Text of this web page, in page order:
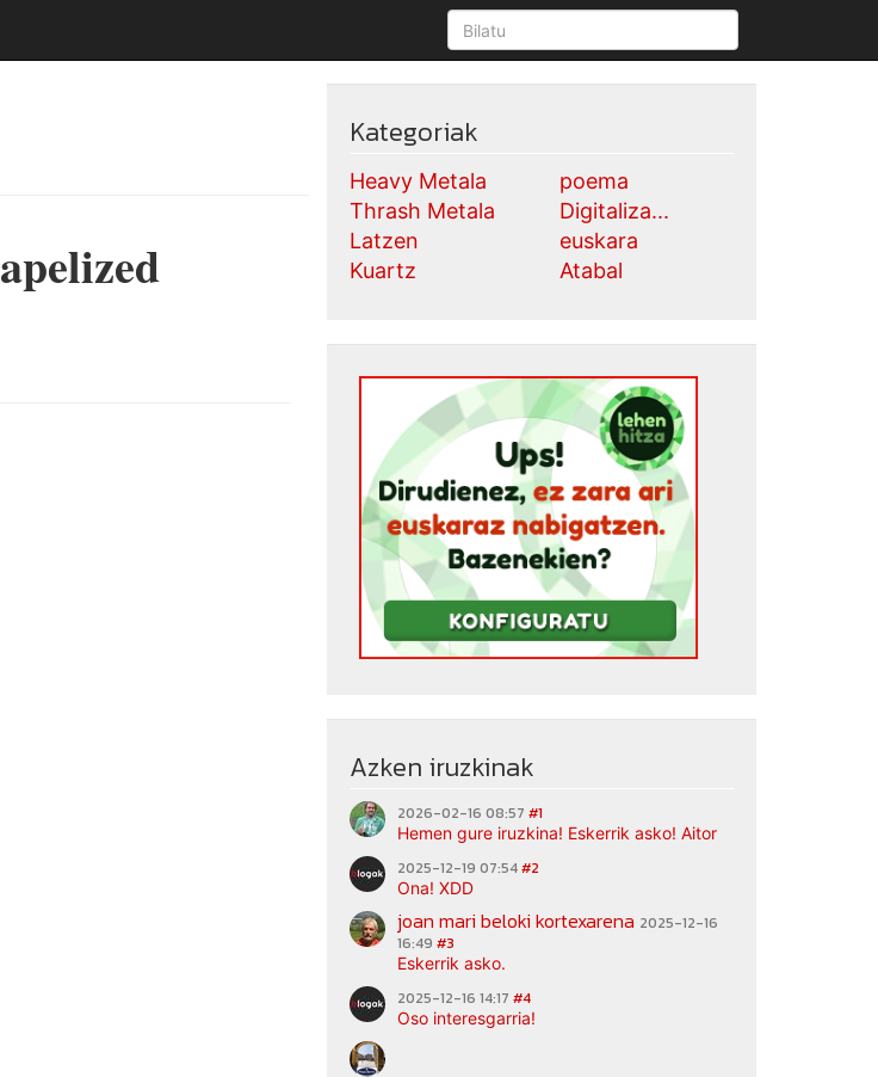
Kategoriak
Heavy Metala
Thrash Metala
Latzen
Kuartz
poema
Digitaliza...
euskara
Atabal
Azken iruzkinak
2026-02-16 08:57 #1
Hemen gure iruzkina! Eskerrik asko! Aitor
2025-12-19 07:54#2
Ona! XDD
joan mari beloki kortexarena 2025-12-16
16:49 #3
Eskerrik asko.
2025-12-16 14:17 #4
Oso interesgarria!